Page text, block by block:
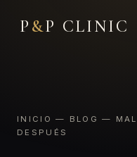
P &P CLINIC
INICIO — BLOG —
DESPUÉS